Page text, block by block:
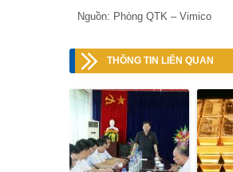
Nguồn: Phòng QTK – Vimico
THÔNG TIN LIÊN QUAN